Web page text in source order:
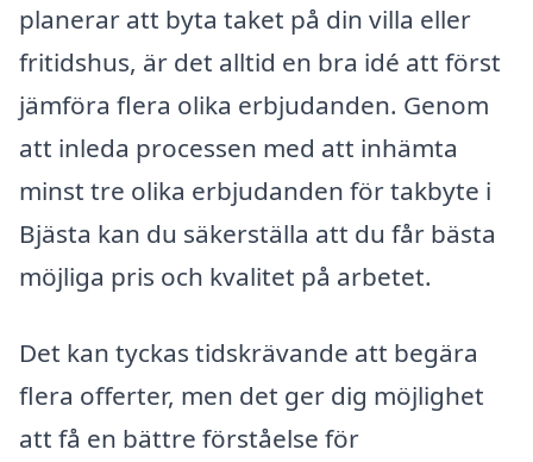
planerar att byta taket på din villa eller
fritidshus, är det alltid en bra idé att först
jämföra flera olika erbjudanden. Genom
att inleda processen med att inhämta
minst tre olika erbjudanden för takbyte i
Bjästa kan du säkerställa att du får bästa
möjliga pris och kvalitet på arbetet.
Det kan tyckas tidskrävande att begära
flera offerter, men det ger dig möjlighet
att få en bättre förståelse för